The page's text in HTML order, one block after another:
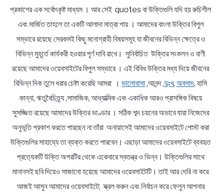
প্রকাশের এক সর্বোৎকৃষ্ট মাধ্যম । আর সেই quotes বা উক্তিগুলি যদি হয় রুচিশীল
এবং মার্জিত তাহলে তা একটি আলাদা মাত্রা পায় । আমাদের বাংলা উক্তির বিপুল
সম্ভারে রয়েছে সেরকমই কিছু মনোগ্রাহী বিষয়সমূহ যা জীবনের বিভিন্ন ক্ষেত্রে ও
বিভিন্ন মুহূর্তে কার্যকরী হওয়ার পূর্ণ দাবি রাখে। সুনির্বাচিত উক্তির সংকলন ও বাণী
রয়েছে আমাদের ওয়েবসাইটের বিপুল সম্ভারে । এই বিবিধ উক্তির মধ্য দিয়ে জীবনের
বিভিন্ন দিক তুলে ধরার চেষ্টা করেছি আমরা । ভালোবাসা,আনন্দ ,দুঃখ, অবসাদ, হাসি
কান্না, ঋতুবৈচিত্র্য ,সামাজিক, আধ্যাত্মিক এবং একাধিক আরও প্রাসঙ্গিক বিষয়ে
সুসজ্জিত রয়েছে আমাদের উক্তির ভাণ্ডার । সঠিক শব্দ চয়নের অভাবে যারা নিজেদের
অনুভূতি প্রকাশ করতে পারছেন না তাঁরা অনায়াসেই আমাদের ওয়েবসাইটে পোস্ট করা
উক্তিগুলির সাহায্যে তা ব্যক্ত করতে পারবেন। এছাড়া আমাদের ওয়েবসাইটে ব্যবহৃত
প্রত্যেকটি উক্তি অপরটির থেকে একেবারে স্বতন্ত্র ও ভিন্ন। উক্তিগুলির সাথে
মানানসই ছবি দিয়েও সাজানো হয়েছে আমাদের ওয়েবসাইটটি। তাই আর দেরি না করে
আজই আসুন আমাদের ওয়েবসাইটে; স্ক্রল করুন এবং নির্বাচন করে ফেলুন আপনার